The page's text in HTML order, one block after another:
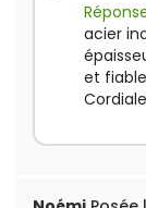
acier
et